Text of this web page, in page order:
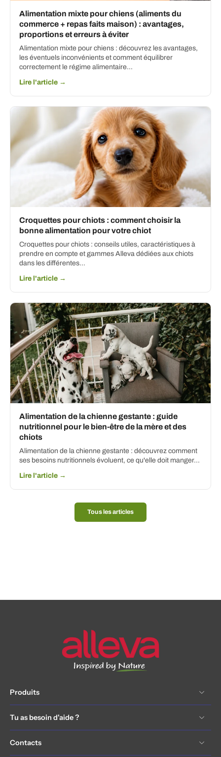
Alimentation mixte pour chiens (aliments du
commerce + repas faits maison) : avantages,
proportions et erreurs à éviter
Alimentation mixte pour chiens : découvrez les avantages,
les éventuels inconvénients et comment équilibrer
correctement le régime alimentaire...
Lire l'article →
Croquettes pour chiots : comment choisir la
bonne alimentation pour votre chiot
Croquettes pour chiots : conseils utiles, caractéristiques à
prendre en compte et gammes Alleva dédiées aux chiots
dans les différentes...
Lire l'article →
Alimentation de la chienne gestante : guide
nutritionnel pour le bien-être de la mère et des
chiots
Alimentation de la chienne gestante : découvrez comment
ses besoins nutritionnels évoluent, ce qu'elle doit manger...
Lire l'article →
Tous les articles
Produits
Tu as besoin d'aide ?
Contacts